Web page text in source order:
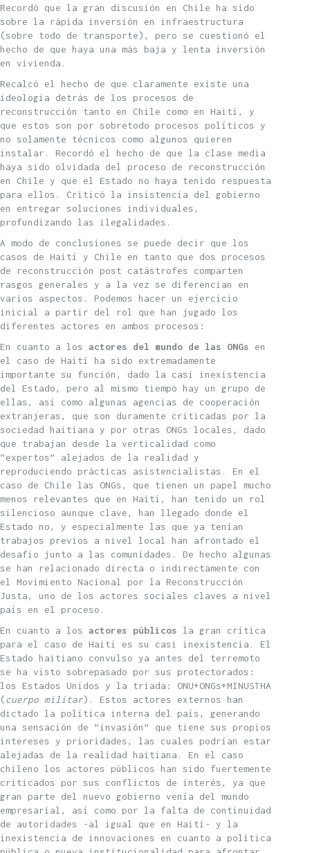
Recordó que la gran discusión en Chile ha sido
sobre la rápida inversión en infraestructura
(sobre todo de transporte), pero se cuestionó el
hecho de que haya una más baja y lenta inversión
en vivienda.
Recalcó el hecho de que claramente existe una
ideología detrás de los procesos de
reconstrucción tanto en Chile como en Haití, y
que estos son por sobretodo procesos políticos y
no solamente técnicos como algunos quieren
instalar. Recordó el hecho de que la clase media
haya sido olvidada del proceso de reconstrucción
en Chile y que el Estado no haya tenido respuesta
para ellos. Criticó la insistencia del gobierno
en entregar soluciones individuales,
profundizando las ilegalidades.
A modo de conclusiones se puede decir que los
casos de Haití y Chile en tanto que dos procesos
de reconstrucción post catástrofes comparten
rasgos generales y a la vez se diferencian en
varios aspectos. Podemos hacer un ejercicio
inicial a partir del rol que han jugado los
diferentes actores en ambos procesos:
En cuanto a los actores del mundo de las ONGs en
el caso de Haití ha sido extremadamente
importante su función, dado la casi inexistencia
del Estado, pero al mismo tiempo hay un grupo de
ellas, así como algunas agencias de cooperación
extranjeras, que son duramente criticadas por la
sociedad haitiana y por otras ONGs locales, dado
que trabajan desde la verticalidad como
“expertos” alejados de la realidad y
reproduciendo prácticas asistencialistas. En el
caso de Chile las ONGs, que tienen un papel mucho
menos relevantes que en Haití, han tenido un rol
silencioso aunque clave, han llegado donde el
Estado no, y especialmente las que ya tenían
trabajos previos a nivel local han afrontado el
desafío junto a las comunidades. De hecho algunas
se han relacionado directa o indirectamente con
el Movimiento Nacional por la Reconstrucción
Justa, uno de los actores sociales claves a nivel
país en el proceso.
En cuanto a los actores públicos la gran crítica
para el caso de Haití es su casi inexistencia. El
Estado haitiano convulso ya antes del terremoto
se ha visto sobrepasado por sus protectorados:
los Estados Unidos y la triada: ONU+ONGs+MINUSTHA
(cuerpo militar). Estos actores externos han
dictado la política interna del país, generando
una sensación de “invasión” que tiene sus propios
intereses y prioridades, las cuales podrían estar
alejadas de la realidad haitiana. En el caso
chileno los actores públicos han sido fuertemente
criticados por sus conflictos de interés, ya que
gran parte del nuevo gobierno venía del mundo
empresarial, así como por la falta de continuidad
de autoridades -al igual que en Haití- y la
inexistencia de innovaciones en cuanto a política